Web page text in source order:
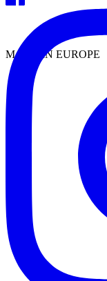
MADE IN EUROPE